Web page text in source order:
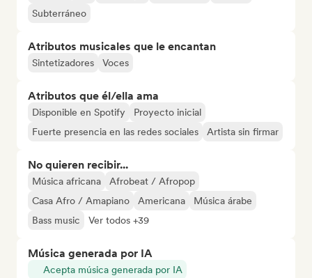
Subterráneo
Atributos musicales que le encantan
Sintetizadores Voces
Atributos que él/ella ama
Disponible en Spotify
Proyecto inicial
Fuerte presencia en las redes sociales
Artista sin firmar
No quieren recibir...
Música africana
Afrobeat / Afropop
Casa Afro / Amapiano
Americana
Música árabe
Bass music
Ver todos +39
Música generada por IA
Acepta música generada por IA